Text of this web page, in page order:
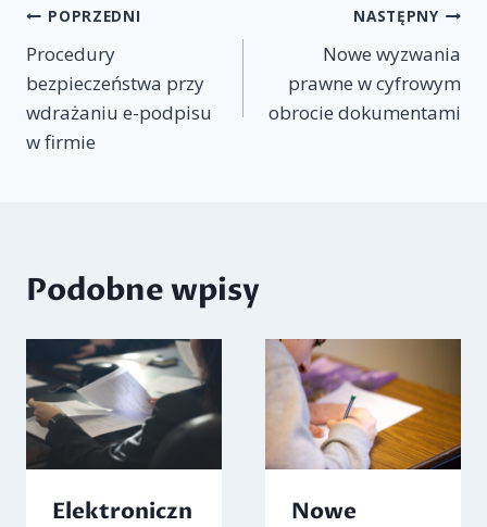
Nawigacja
wpisu
POPRZEDNI
Procedury
bezpieczeństwa przy
wdrażaniu e-podpisu
w firmie
NASTĘPNY
Nowe wyzwania
prawne w cyfrowym
obrocie dokumentami
Podobne wpisy
Elektroniczn
Nowe